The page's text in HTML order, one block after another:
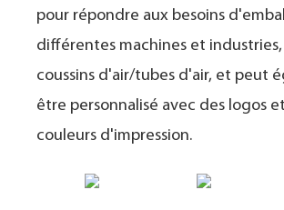
pour répondre aux besoins
différentes machines et
coussins d'air/tubes d'air, et peut
être personnalisé avec des logos
couleurs d'impression.